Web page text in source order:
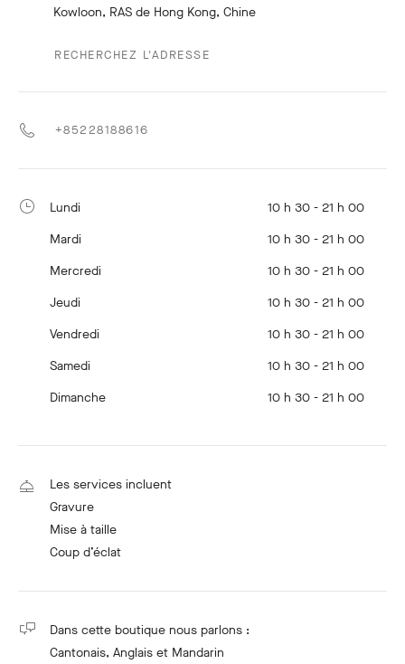
Kowloon, RAS de Hong Kong, Chine
RECHERCHEZ L'ADRESSE
+85228188616
Lundi
10 h 30 - 21 h 00
Mardi
10 h 30 - 21 h 00
Mercredi
10 h 30 - 21 h 00
Jeudi
10 h 30 - 21 h 00
Vendredi
10 h 30 - 21 h 00
Samedi
10 h 30 - 21 h 00
Dimanche
10 h 30 - 21 h 00
Les services incluent
Gravure
Mise à taille
Coup d’éclat
Dans cette boutique nous parlons :
Cantonais, Anglais et Mandarin